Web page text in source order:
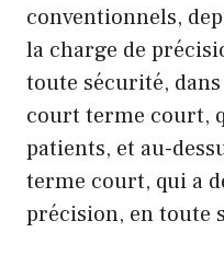
conventionnels,
la charge de
toute sécurité,
court terme court,
patients, et au-
terme court, qui a
précision, en toute